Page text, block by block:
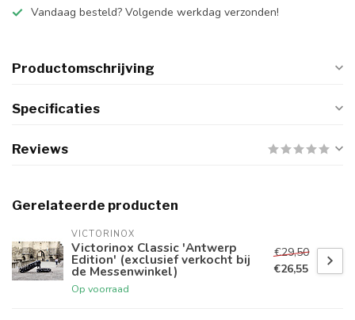
Vandaag besteld? Volgende werkdag verzonden!
Productomschrijving
Specificaties
Reviews
Gerelateerde producten
VICTORINOX
Victorinox Classic 'Antwerp
Edition' (exclusief verkocht bij
de Messenwinkel)
Op voorraad
€29,50
€26,55